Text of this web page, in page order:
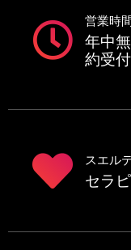
営業時
年中
約受
スエル
セラ